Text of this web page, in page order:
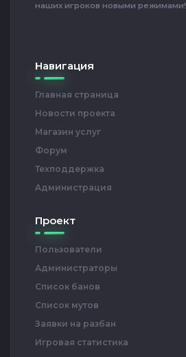
наших игроков новыми режимами!
Навигация
Главная страница
Новости проекта
Магазин услуг
Форум
Техподдержка
Администрация
Проект
Пользователи
Администраторы
Список банов
Список мутов
Заявки на разбан
Игровая статистика